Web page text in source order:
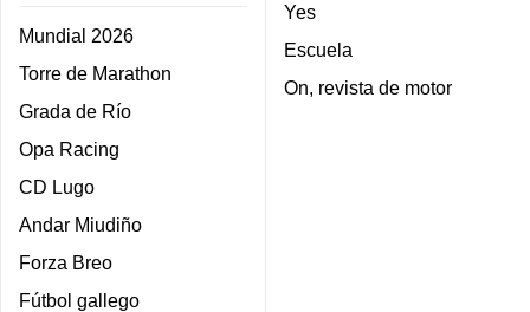
Mundial 2026
Torre de Marathon
Grada de Río
Opa Racing
CD Lugo
Andar Miudiño
Forza Breo
Fútbol gallego
Yes
Escuela
On, revista de motor